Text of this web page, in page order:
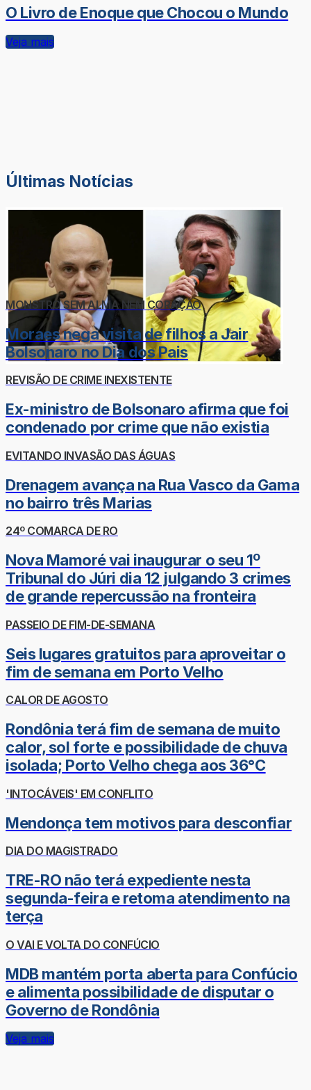
O Livro de Enoque que Chocou o Mundo
Veja mais
Últimas Notícias
MONSTRO SEM ALMA NEM CORAÇÃO
Moraes nega visita de filhos a Jair
Bolsonaro no Dia dos Pais
REVISÃO DE CRIME INEXISTENTE
Ex-ministro de Bolsonaro afirma que foi
condenado por crime que não existia
EVITANDO INVASÃO DAS ÁGUAS
Drenagem avança na Rua Vasco da Gama
no bairro três Marias
24º COMARCA DE RO
Nova Mamoré vai inaugurar o seu 1º
Tribunal do Júri dia 12 julgando 3 crimes
de grande repercussão na fronteira
PASSEIO DE FIM-DE-SEMANA
Seis lugares gratuitos para aproveitar o
fim de semana em Porto Velho
CALOR DE AGOSTO
Rondônia terá fim de semana de muito
calor, sol forte e possibilidade de chuva
isolada; Porto Velho chega aos 36°C
'INTOCÁVEIS' EM CONFLITO
Mendonça tem motivos para desconfiar
DIA DO MAGISTRADO
TRE-RO não terá expediente nesta
segunda-feira e retoma atendimento na
terça
O VAI E VOLTA DO CONFÚCIO
MDB mantém porta aberta para Confúcio
e alimenta possibilidade de disputar o
Governo de Rondônia
Veja mais